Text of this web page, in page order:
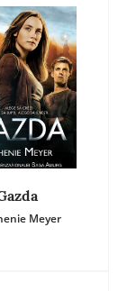
Meyer